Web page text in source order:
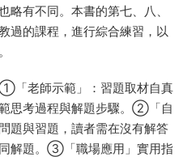
略有不同。本書的第七、八、
過的課程，進行綜合練習，以
「老師示範」：習題取材自真
思考過程與解題步驟。②「自
題與習題，讀者需在沒有解答
解題。③「職場應用」實用指